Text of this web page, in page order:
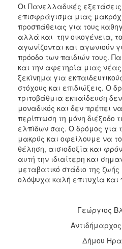
Οι Πανελλαδικές
επισφράγισμα μιας
προσπάθειας για τους
αλλά και την οικογένεια,
αγωνίζονται και αγωνιούν
πρόοδο των παιδιών τους.
και την αφετηρία μιας
ξεκίνημα για
στόχους και επιδιώξεις. Ο
τριτοβάθμια εκπαίδευση
μοναδικός και δεν πρέπει
περίπτωση τη μόνη διέξοδο
ελπίδων σας. Ο δρόμος για
μακρύς και οφείλουμε να
θέληση, αισιοδοξία και
αυτή την ιδιαίτερη και
μεταβατικό στάδιο της
ολόψυχα καλή επιτυχία και
Γεώργιος
Δήμου